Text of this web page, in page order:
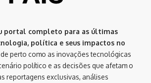
portal completo para as últimas
política e seus impactos no
perto como as inovações tecnológicas
político e as decisões que afetam o
reportagens exclusivas, análises